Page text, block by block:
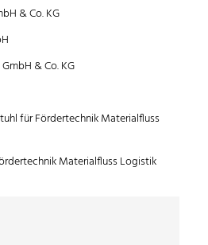
& Co. KG
& Co. KG
für Fördertechnik Materialfluss
Materialfluss Logistik